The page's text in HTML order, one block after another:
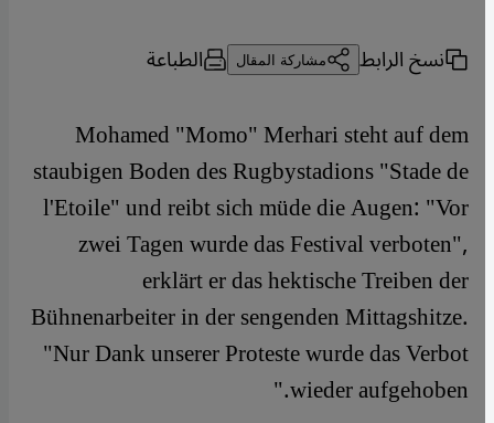
نسخ الرابط مشاركة المقال الطباعة
Mohamed "Momo" Merhari steht auf dem
staubigen Boden des Rugbystadions "Stade de
l'Etoile" und reibt sich müde die Augen: "Vor
zwei Tagen wurde das Festival verboten",
erklärt er das hektische Treiben der
Bühnenarbeiter in der sengenden Mittagshitze.
"Nur Dank unserer Proteste wurde das Verbot
wieder aufgehoben."